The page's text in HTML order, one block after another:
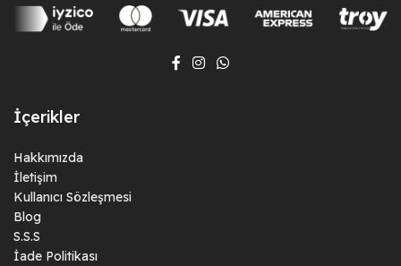
İçerikler
Hakkımızda
İletişim
Kullanıcı Sözleşmesi
Blog
S.S.S
İade Politikası